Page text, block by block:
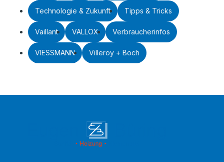
Technologie & Zukunft Tipps & Tricks
Vaillant VALLOX Verbraucherinfos
VIESSMANN Villeroy + Boch